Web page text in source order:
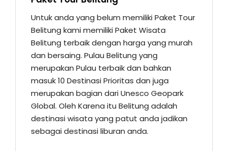
Untuk anda yang belum memiliki Paket Tour
Belitung kami memiliki Paket Wisata
Belitung terbaik dengan harga yang murah
dan bersaing. Pulau Belitung yang
merupakan Pulau terbaik dan bahkan
masuk 10 Destinasi Prioritas dan juga
merupakan bagian dari Unesco Geopark
Global. Oleh Karena itu Belitung adalah
destinasi wisata yang patut anda jadikan
sebagai destinasi liburan anda.